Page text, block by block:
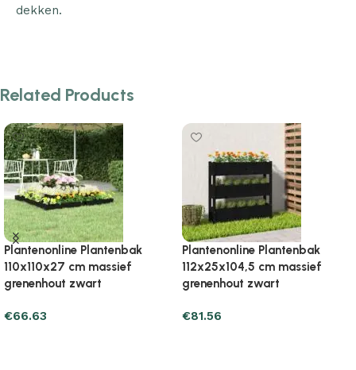
dekken.
Related Products
Plantenonline Plantenbak
150×100 cm massief
grenenhout zwart
€52.91
Plantenonline Plantenbak
31x31x70 cm massief
grenenhout zwart
€15.68